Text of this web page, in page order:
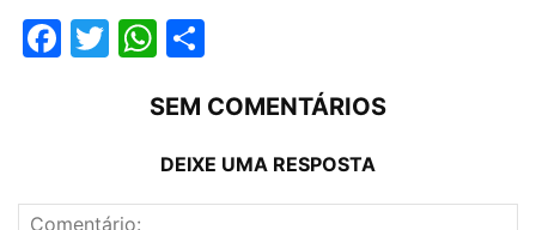
Facebook
TwitterWhatsApp
SEM COMENTÁRIOS
DEIXE UMA RESPOSTA